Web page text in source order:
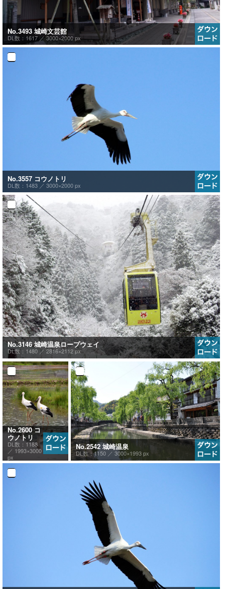
No.3493 城崎文芸館
DL数：1617 ／3000×2000 px
No.3557 コウノトリ
DL数：1483 ／ 3000×2000 px
No.3146 城崎温泉ロープウェイ
DL数：1480 ／ 2816×2112 px
No.2600 コ
ウノトリ
DL数：1188
／ 1993×3000
px
No.2542 城崎温泉
DL数：1150 ／ 3000×1993 px